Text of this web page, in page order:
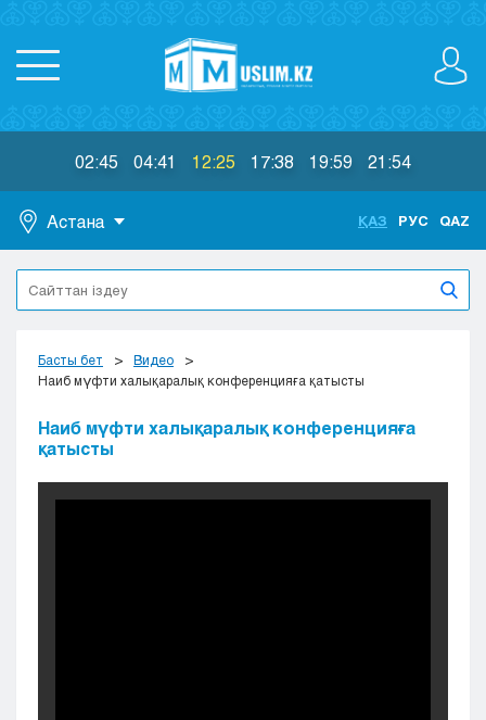
02:45 04:41 12:25 17:38 19:59 21:54
Астана
Астана
Алматы
Атырау
Караганда
Кокшетау
Костанай
ҚАЗ РУС QAZ
Басты бет
Видео
Наиб мүфти халықаралық конференцияға қатысты
Наиб мүфти халықаралық конференцияға
қатысты